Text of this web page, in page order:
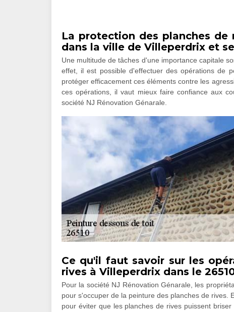
La protection des planches
dans la ville de Villeperdrix et
Une multitude de tâches d'une importance capitale
effet, il est possible d'effectuer des opérations de
protéger efficacement ces éléments contre les
ces opérations, il vaut mieux faire confiance aux
société NJ Rénovation Génarale.
Ce qu'il faut savoir sur les
rives à Villeperdrix dans le
Pour la société NJ Rénovation Génarale, les
pour s'occuper de la peinture des planches de rives.
pour éviter que les planches de rives puissent